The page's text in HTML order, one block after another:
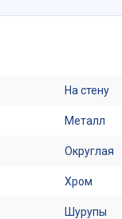
На стену
Металл
Округлая
Хром
Шурупы